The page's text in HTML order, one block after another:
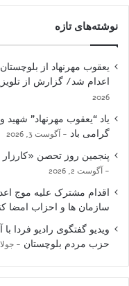
نوشته‌های تازه
یعقوب مهرنهاد از
اعدام شد/ گزارش از
2026
یاد “یعقوب مهرنهاد”
گرامی باد
آگوست 3, 2026
پنجمین روز تحصن
آگوست 2, 2026
اقدام مشترک علیه موج
سازمان ها و احزاب امضا
ویدیو گفتگوی رادیو فردا
حزب مردم بلوچستان
جولای